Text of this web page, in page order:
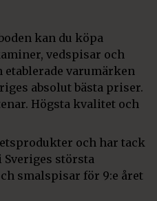
kan du köpa
vedspisar och
varumärken
absolut bästa priser.
Högsta kvalitet och
och har tack
största
smalspisar för 9:e året